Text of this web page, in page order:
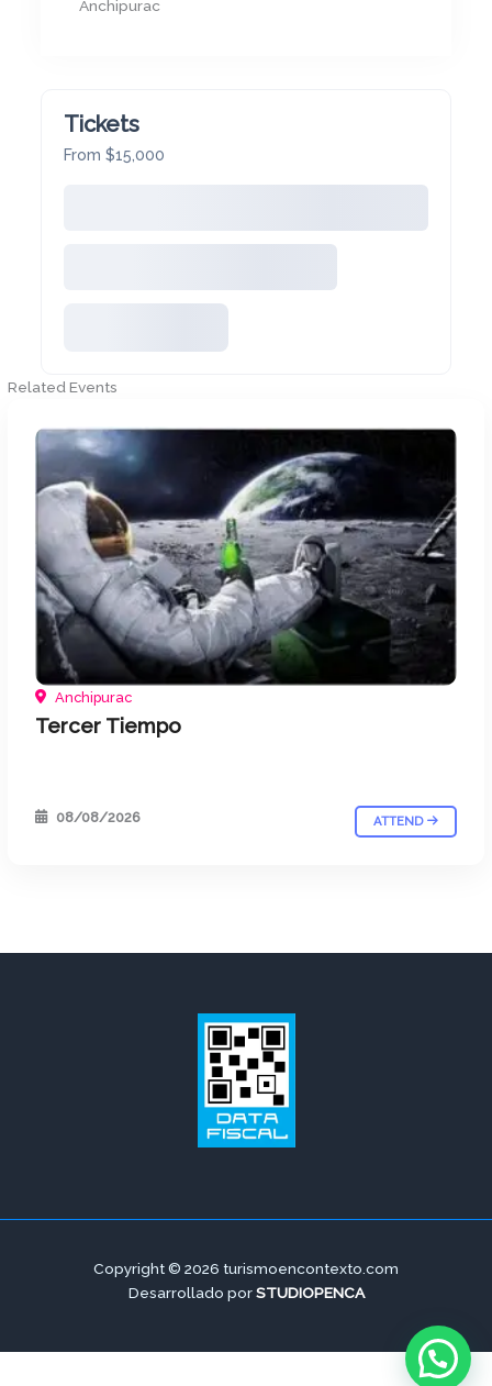
Anchipurac
Tickets
From $15,000
Related Events
Anchipurac
Tercer Tiempo
08/08/2026 ATTEND
Copyright © 2026 turismoencontexto.com
Desarrollado porSTUDIOPENCA